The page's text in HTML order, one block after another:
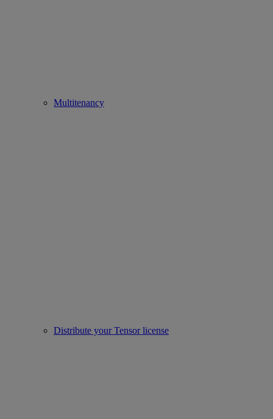
Multitenancy
Distribute your Tensor license